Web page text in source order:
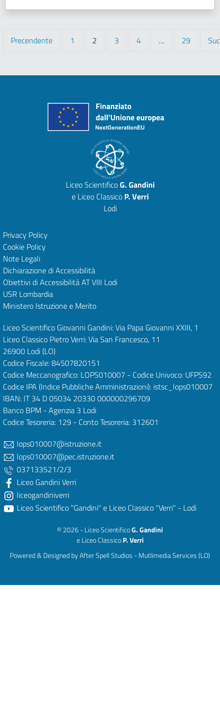
Precendente 1 2 3 4 … 29
Liceo ScientificoG. Gandini
e Liceo Classico P. Verri
Lodi
Privacy Policy
Cookie Policy
Note Legali
Dichiarazione di Accessibilità
Obiettivi di AccessibilitàAT VIII Lodi
USR Lombardia
Ministero Istruzione e Merito
Liceo Scientifico Giovanni Gandini: Via Papa Giovanni XXIII, 1
Liceo Classico Pietro Verri: Via San Francesco, 11
26900 Lodi(LO)
Codice Fiscale: 84507820151
Codice Meccanografico: LOPS010007 - Codice Univoco: UFPS92
Codice IPA (Indice Pubbliche Amministrazioni): istsc_lops010007
IBAN: IT 34 D 05034 20330 000000296709
Banco BPM - Agenzia 3 Lodi
Codice Tesoreria: 129 - Conto Tesoreria: 312601
lops010007@istruzione.it
lops010007@pec.istruzione.it
037133521/2/3
Liceo Gandini Verri
liceogandiniverri
Liceo Scientifico "Gandini" e Liceo Classico "Verri" - Lodi
© 2026 - Liceo ScientificoG. Gandini
e Liceo ClassicoP. Verri
Powered & Designed byAfter Spell Studios - Mutlimedia Services (LO)